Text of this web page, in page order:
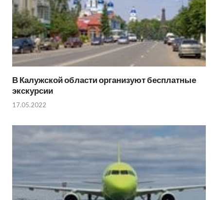
В Калужской области организуют бесплатные
экскурсии
17.05.2022